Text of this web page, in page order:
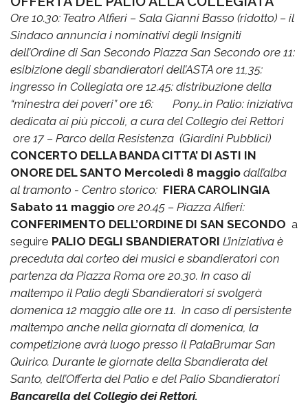
Ore 10.30: Teatro Alfieri – Sala Gianni Basso (ridotto) – il
Sindaco annuncia i nominativi degli Insigniti
dell’Ordine di San Secondo Piazza San Secondo ore 11:
esibizione degli sbandieratori dell’ASTA ore 11,35:
ingresso in Collegiata ore 12.45: distribuzione della
“minestra dei poveri”ore 16: Pony…in Palio: iniziativa
dedicata ai più piccoli, a cura del Collegio dei Rettori
ore 17 – Parco della Resistenza (Giardini Pubblici)
CONCERTO DELLA BANDA CITTA’ DI ASTI IN
ONORE DEL SANTO Mercoledì 8 maggio dall’alba
al tramonto - Centro storico: FIERA CAROLINGIA
Sabato 11 maggio ore 20.45 – Piazza Alfieri:
CONFERIMENTO DELL’ORDINE DI SAN SECONDO a
seguire PALIO DEGLI SBANDIERATORI L’iniziativa è
preceduta dal corteo dei musici e sbandieratori con
partenza da Piazza Roma ore 20.30. In caso di
maltempo il Palio degli Sbandieratori si svolgerà
domenica 12 maggio alle ore 11. In caso di persistente
maltempo anche nella giornata di domenica, la
competizione avrà luogo presso il PalaBrumar San
Quirico. Durante le giornate della Sbandierata del
Santo, dell’Offerta del Palio e del Palio Sbandieratori
Bancarella del Collegio dei Rettori.